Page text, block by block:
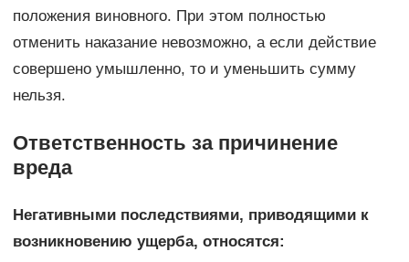
положения виновного. При этом полностью
отменить наказание невозможно, а если действие
совершено умышленно, то и уменьшить сумму
нельзя.
Ответственность за причинение
вреда
Негативными последствиями, приводящими к
возникновению ущерба, относятся: